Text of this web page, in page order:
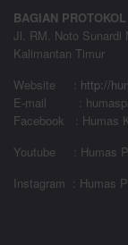
BAGIAN
Jl. RM. Noto Sunardi
Kalimantan Timur
Website
: http://
E-mail :
Facebook : Humas
Youtube : Humas
Instagram : Humas